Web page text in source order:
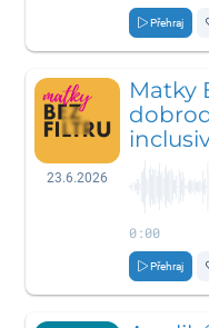
Přehraj
23.6.2026
Matky
0:00
Přehraj